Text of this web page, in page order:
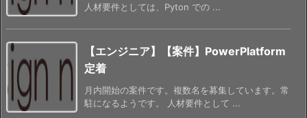
人材要件としては、Pyton での ...
【エンジニア】【案件】PowerPlatform
定着
月内開始の案件です。複数名を募集しています。常
駐になるようです。 人材要件として ...